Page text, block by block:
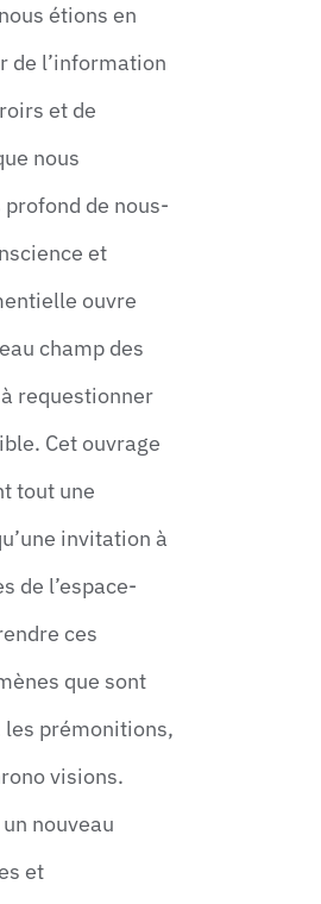
étions en
de l’information
et de
nous
de nous-
et
ouvre
champ des
requestionner
Cet ouvrage
tout une
invitation à
de l’espace-
ces
que sont
prémonitions,
visions.
nouveau
et